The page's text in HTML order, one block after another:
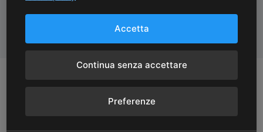
Potrebbe anche piacerti
Accetta
Continua senza accettare
Preferenze